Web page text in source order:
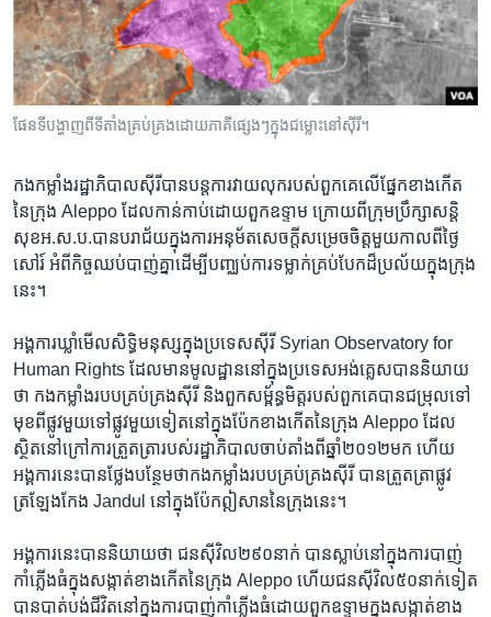
រចនា
សម្ព័ន្ធ​
រំលង​
និង​
ចូល​
ទំព័រ​
ស្វែង​
រក
Khmer English
បណ្តាញ​សង្គម
ភាសា
ផែន​ទី​បង្ហាញ​ពី​ទីតាំង​គ្រប់​គ្រង​ដោយ​ភាគី​ផ្សេងៗ​ក្នុង​ជម្លោះ​នៅ​ស៊ីរី។
កង​កម្លាំង​រដ្ឋាភិបាល​ស៊ីរី​បាន​បន្ត​ការ​វាយ​លុក​របស់​ពួក​គេ​លើ​ផ្នែក​ខាង​កើត​
នៃ​ក្រុង​ Aleppo​ ដែល​កាន់​កាប់​ដោយ​ពួក​ឧទ្ទាម​ ក្រោយ​ពីក្រុម​ប្រឹក្សា​សន្តិ
សុខ​អ.ស.ប.បាន​បរា​ជ័យ​ក្នុង​ការ​អនុម័ត​សេចក្តី​សម្រេច​ចិត្ត​មួយ​កាល​ពី​ថ្ងៃ​
សៅរ៍​ អំពី​កិច្ច​ឈប់​បាញ់​គ្នា​ដើម្បី​បញ្ឈប់​ការ​ទម្លាក់​គ្រប់បែក​ដ៏​ប្រល័យ​ក្នុង​ក្រុង​
នេះ។
អង្គការ​ឃ្លាំ​មើល​សិទ្ធិមនុស្ស​ក្នុង​ប្រទេស​ស៊ីរី​ Syrian Observatory for
Human Rights ​ដែល​មាន​មូលដ្ឋាន​នៅ​ក្នុង​ប្រទេស​អង់គ្លេស​បាន​និយាយ​
ថា​ កង​កម្លាំង​របប​គ្រប់គ្រង​ស៊ីរី​ និង​ពួក​សម្ព័ន្ធមិត្ត​របស់​ពួក​គេ​បាន​ជម្រុល​ទៅ​
មុខ​ពីផ្លូវ​មួយ​ទៅ​ផ្លូវ​មួយ​ទៀត​នៅ​ក្នុង​ប៉ែក​ខាង​កើត​នៃ​ក្រុង​ Aleppo ​ដែល​
ស្ថិត​នៅ​ក្រៅការ​ត្រួតត្រា​របស់​រដ្ឋាភិបាល​ចាប់​តាំង​ពី​ឆ្នាំ​២០១២​មក​ ហើយ​
អង្គការ​នេះ​បាន​ថ្លែង​បន្ថែម​ថា​កង​កម្លាំង​របប​គ្រប់​គ្រង​ស៊ីរី​ បាន​ត្រួត​ត្រា​ផ្លូវ​
ត្រឡែង​កែង ​Jandul ​នៅ​ក្នុង​ប៉ែក​ឦសាន​នៃ​ក្រុង​នេះ។
អង្គការ​នេះ​បាន​និយាយ​ថា​ ជន​ស៊ីវិល​២៩០​នាក់​ បាន​ស្លាប់​នៅ​ក្នុងការ​បាញ់​
កាំ​ភ្លើង​ធំ​ក្នុង​សង្កាត់​ខាង​កើត​នៃ​ក្រុង​ Aleppo ​ហើយ​ជន​ស៊ីវិល​៥០​នាក់​ទៀត​
បាន​បាត់​បង់​ជីវិត​នៅ​ក្នុង​ការ​បាញ់​កាំភ្លើង​ធំ​ដោយ​ពួក​ឧទ្ទាម​ក្នុង​សង្កាត់​ខាង​